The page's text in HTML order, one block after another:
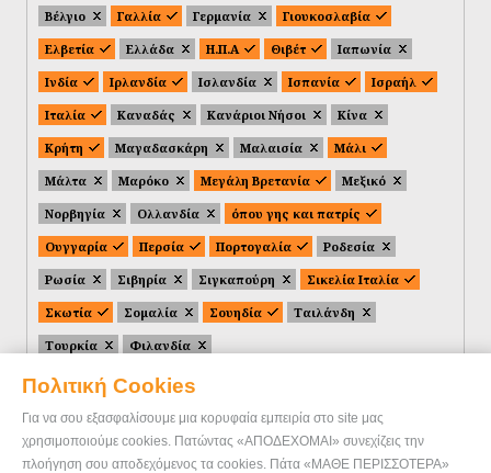
Πολιτική Cookies
Για να σου εξασφαλίσουμε μια κορυφαία εμπειρία στο site μας
χρησιμοποιούμε cookies. Πατώντας «ΑΠΟΔΕΧΟΜΑΙ» συνεχίζεις την
πλοήγηση σου αποδεχόμενος τα cookies. Πάτα «ΜΑΘΕ ΠΕΡΙΣΣΟΤΕΡΑ»
Βέλγιο
Γαλλία Γερμανία
Γιουκοσλαβία
Ελβετία
Ελλάδα Η.Π.Α Θιβέτ
Ιαπωνία
Ινδία
Ιρλανδία Ισλανδία Ισπανία
Ισραήλ
Ιταλία
Καναδάς Κανάριοι Νήσοι
Κίνα
Κρήτη
Μαγαδασκάρη Μαλαισία
Μάλι
Μάλτα
Μαρόκο Μεγάλη Βρετανία
Μεξικό
Νορβηγία
Ολλανδία
όπου γης και πατρίς
Ουγγαρία
Περσία Πορτογαλία
Ροδεσία
Ρωσία
Σιβηρία Σιγκαπούρη
Σικελία Ιταλία
Σκωτία
Σομαλία Σουηδία
Ταιλάνδη
Τουρκία
Φιλανδία